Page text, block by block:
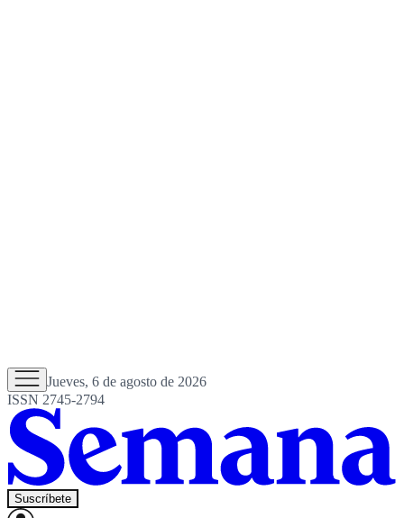
Jueves, 6 de agosto de 2026
ISSN 2745-2794
Suscríbete